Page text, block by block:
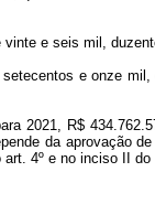
e seis mil,
e onze
2021, R$
da aprovação
4º e no inciso II do